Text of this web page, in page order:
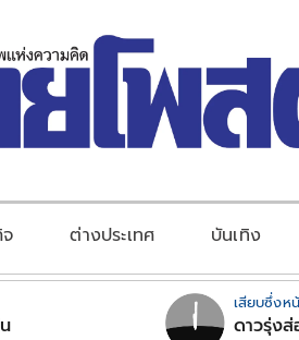
ต่างประเทศ บันเทิง
เสียบซึ่งห
ดาวรุ่งส่